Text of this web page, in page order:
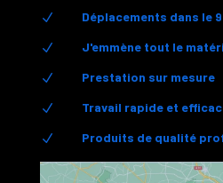
N Déplacements dans le
N J'emmène tout le
N Prestation sur mesure
N Travail rapide et
N Produits de qualité